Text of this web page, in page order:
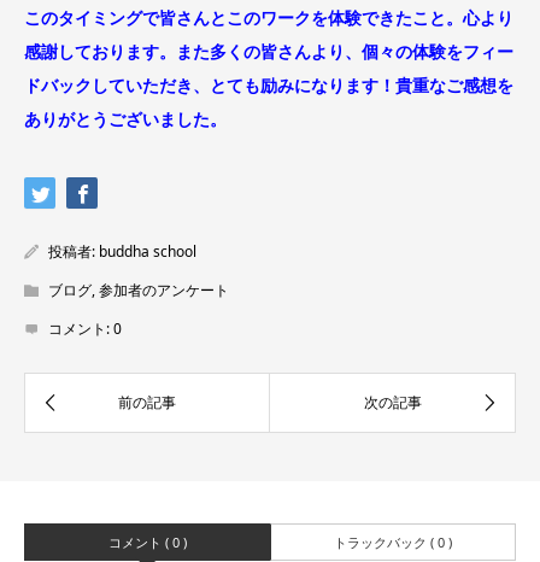
このタイミングで皆さんとこのワークを体験できたこと。心より
感謝しております。また多くの皆さんより、個々の体験をフィー
ドバックしていただき、とても励みになります！ 貴重なご感想を
ありがとうございました。
投稿者: buddha school
ブログ,参加者のアンケート
コメント:0
コメント ( 0 ) トラックバック ( 0 )